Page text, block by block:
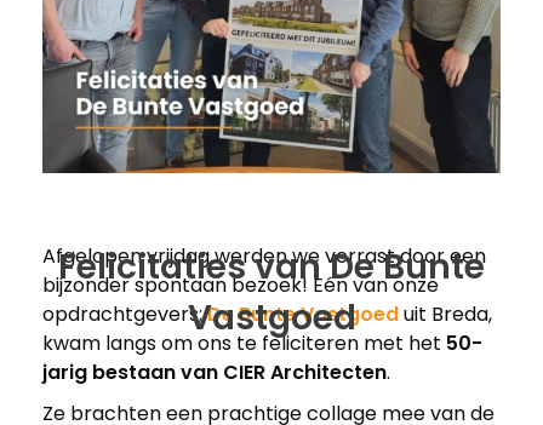
Felicitaties van De Bunte
Vastgoed
Afgelopen vrijdag werden we verrast door een
bijzonder spontaan bezoek! Eén van onze
opdrachtgevers;De Bunte Vastgoeduit Breda,
kwam langs om ons te feliciteren met het 50-
jarig bestaan van CIER Architecten.
Ze brachten een prachtige collage mee van de